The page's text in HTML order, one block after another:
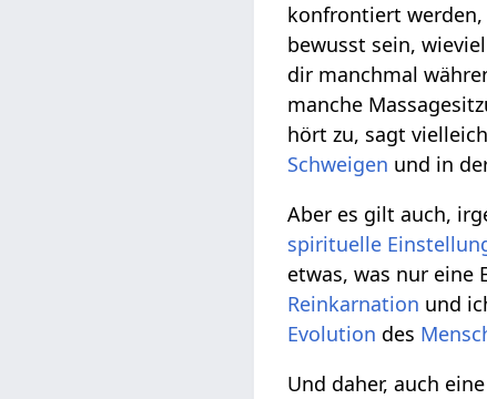
konfrontiert
bewusst sein, wieviel
dir manchmal
manche
hört zu, sagt
Schweigen und in
Aber es gilt auch,
spirituelle
etwas, was nur eine
Reinkarnation und
Evolution des
Und daher, auch